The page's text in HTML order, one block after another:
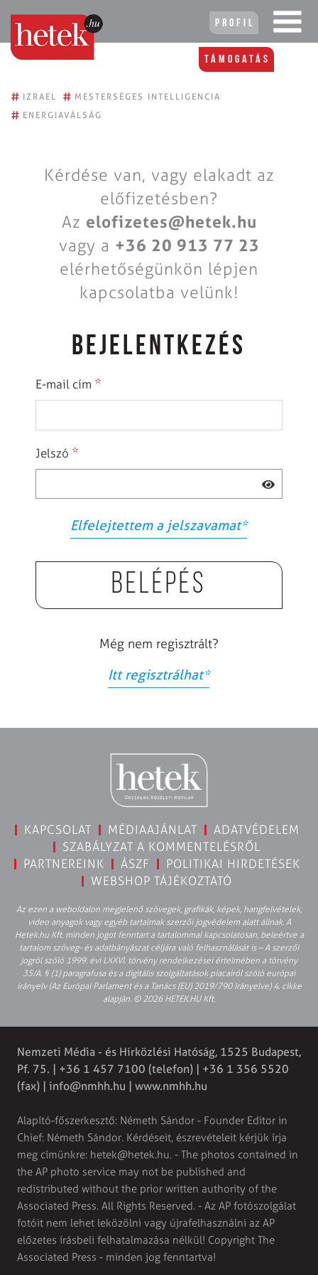
Profil
Támogatás
# IZRAEL # MESTERSÉGES INTELLIGENCIA
# ENERGIAVÁLSÁG
Kérdése van, vagy elakadt az
előfizetésben?
Az elofizetes@hetek.hu
vagy a +36 20 913 77 23
elérhetőségünkön lépjen
kapcsolatba velünk!
BEJELENTKEZÉS
E-mail cím *
Jelszó *
Elfelejtettem a jelszavamat*
Belépés
Még nem regisztrált?
Itt regisztrálhat*
KAPCSOLAT MÉDIAAJÁNLAT
ADATVÉDELEM
SZABÁLYZAT A KOMMENTELÉSRŐL
PARTNEREINK
ÁSZF
POLITIKAI HIRDETÉSEK
WEBSHOP TÁJÉKOZTATÓ
Az ezen a weboldalon megjelenő szövegek, grafikák, képek, hangfelvételek,
video anyagok vagy egyéb tartalmak szerzői jogvédelem alatt állnak. A
Hetek.hu Kft. minden jogot fenntart a tartalommal kapcsolatosan, beleértve a
tartalom szöveg- és adatbányászat céljára való felhasználását is – A szerzői
jogról szóló 1999. évi LXXVI. törvény rendelkezései értelmében a törvény
35/A. § (1) paragrafusa és a digitális szolgáltatások piacairól szóló európai
irányelv (Az Európai Parlament és a Tanács (EU) 2019/790 Irányelve) 4. cikke
alapján. © 2026 HETEK.HU Kft.
Nemzeti Média - és Hírközlési Hatóság, 1525 Budapest,
Pf. 75. | +36 1 457 7100 (telefon) | +36 1 356 5520
(fax) | info@nmhh.hu | www.nmhh.hu
Alapító-főszerkesztő: Németh Sándor - Founder Editor in
Chief: Németh Sándor. Kérdéseit, észrevételeit kérjük írja
meg címünkre: hetek@hetek.hu. - The photos contained in
the AP photo service may not be published and
redistributed without the prior written authority of the
Associated Press. All Rights Reserved. - Az AP fotószolgálat
fotóit nem lehet leközölni vagy újrafelhasználni az AP
előzetes írásbeli felhatalmazása nélkül! Copyright The
Associated Press - minden jog fenntartva!